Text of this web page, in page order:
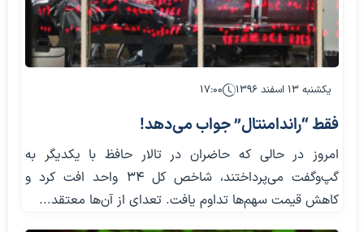
یکشنبه ۱۳ اسفند ۱۳۹۶ ۱۷:۰۰
فقط “راندامنتال” جواب می‌دهد!
امروز در حالی که حاضران در تالار حافظ با یکدیگر به
گپ‌وگفت می‌پرداختند، شاخص کل ۳۴ واحد افت کرد و
کاهش قیمت سهم‌ها تداوم یافت. تعدای از آن‌ها معتقد...